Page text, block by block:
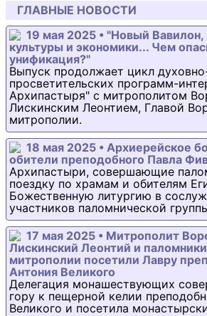
ГЛАВНЫЕ НОВОСТИ
19 мая 2025 • "Новый Вавилон,
культуры и экономики... Чем
унификация?"
Выпуск продолжает цикл
просветительских программ-
Архипастыря" с митрополитом
Лискинским Леонтием, Главой
митрополии.
18 мая 2025 • Архиерейское
обители преподобного Павла
Архипастыри, совершающие
поездку по храмам и обителям
Божественную литургию в
участников паломнической
17 мая 2025 • Митрополит
Лискинский Леонтий и
митрополии посетили Лавру
Антония Великого
Делегация монашествующих
гору к пещерной келии
Великого и посетила